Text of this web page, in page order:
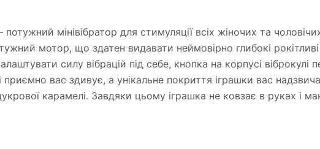
мінівібратор для стимуляції всіх жіночих та
мотор, що здатен видавати неймовірно глибокі
силу вібрацій під себе, кнопка на корпусі віброкулі
приємно вас здивує, а унікальне покриття іграшки вас
карамелі. Завдяки цьому іграшка не ковзає в руках і